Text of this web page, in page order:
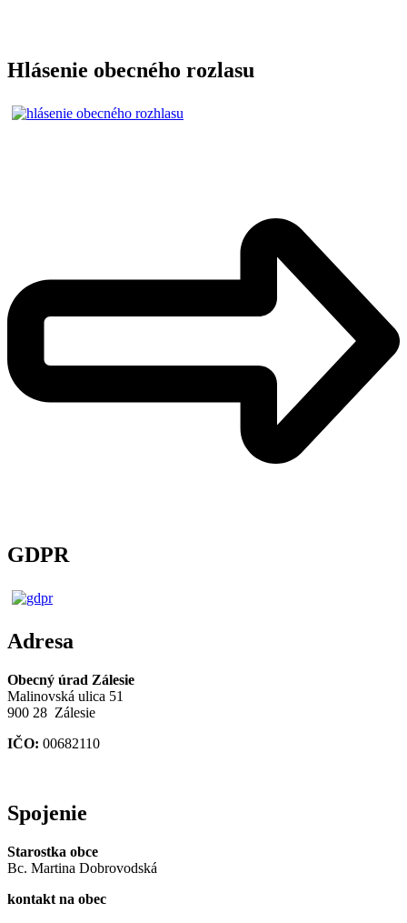
Hlásenie obecného rozlasu
GDPR
Adresa
Obecný úrad Zálesie
Malinovská ulica 51
900 28 Zálesie
IČO: 00682110
Spojenie
Starostka obce
Bc. Martina Dobrovodská
kontakt na obec